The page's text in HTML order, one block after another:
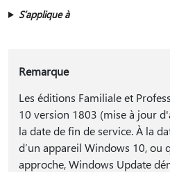
S’applique à
Remarque
Les éditions Familiale et
10 version 1803 (mise à jour
la date de fin de service. À la
d’un appareil Windows 10, ou
approche, Windows Update